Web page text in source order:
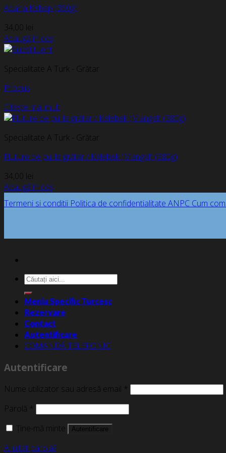
Adana Kebap (350g)
34,00 lei
Adaugă în coș
Specialitate A Turk - Grătar
Produs
Citește mai mult
Specialitate A Turk - Grătar
Fluture de pui la grătar / Kelebek (Mangal) (380g)
34,00 lei
Adaugă în coș
Termeni si conditii Politica de confidentialitate ANPC Cum
Caută
după:
Meniu Specific Turcesc
Rezervare
Contact
Autentificare
COMANDĂ TELEFONIC
Autentificare
Nume utilizator sau adresă email *
Parolă *
Ține-mă minte
Autentificare
Ai uitat parola?